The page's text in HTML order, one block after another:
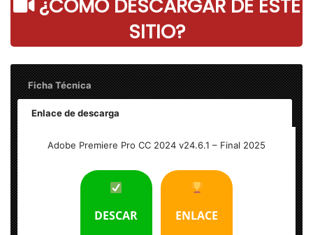
¿COMO DESCARGAR DE ESTE
SITIO?
Ficha Técnica
Enlace de descarga
Idioma: Multilenguaje (Español)
Adobe Premiere Pro CC 2024 v24.6.1 – Final 2025
DESCAR
ENLACE